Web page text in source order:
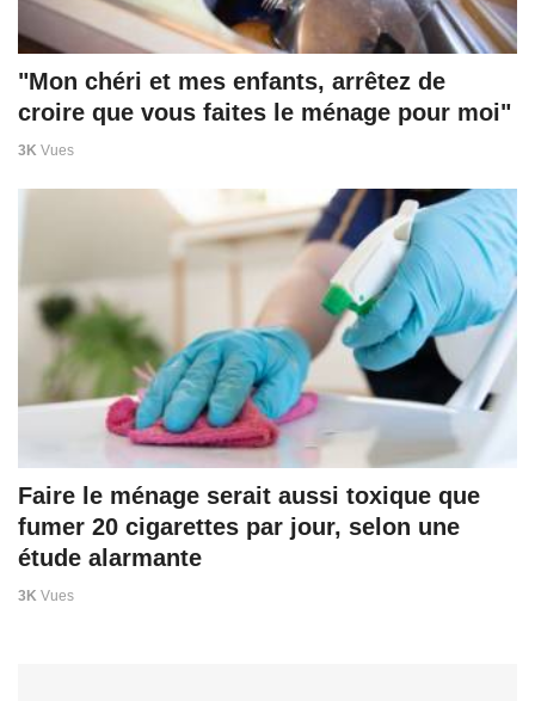
"Mon chéri et mes enfants, arrêtez de
croire que vous faites le ménage pour moi"
3K Vues
Faire le ménage serait aussi toxique que
fumer 20 cigarettes par jour, selon une
étude alarmante
3K Vues